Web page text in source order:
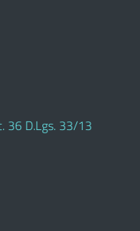
36 D.Lgs. 33/13